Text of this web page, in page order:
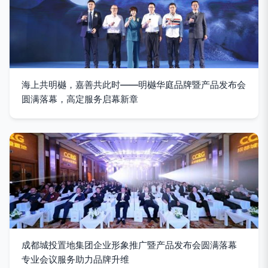
海上共明樾，嘉善共此时——明樾华庭品牌暨产品发布会
圆满落幕，高定服务启幕新章
成都城投置地集团企业形象推广暨产品发布会圆满落幕
专业会议服务助力品牌升维